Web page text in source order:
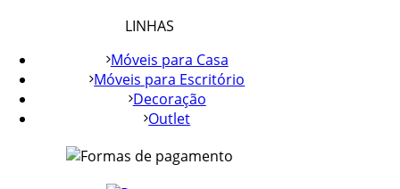
LINHAS
Móveis para Casa
Móveis para Escritório
Decoração
Outlet